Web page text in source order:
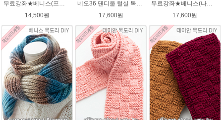
14,500원
17,600원
17,600원